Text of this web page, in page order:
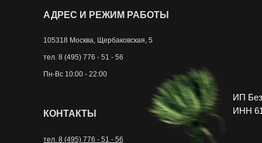
КОНТАКТЫ
тел. 8 (495) 776 - 51 - 56
АДРЕС И РЕЖИМ РАБОТЫ
105318 Москва, Щербаковская, 5
тел. 8 (495) 776 - 51 - 56
Пн-Вс 10:00 - 22:00
ИП
ИНН